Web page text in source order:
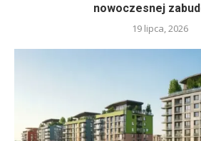
nowoczesnej
19 lipca, 2026